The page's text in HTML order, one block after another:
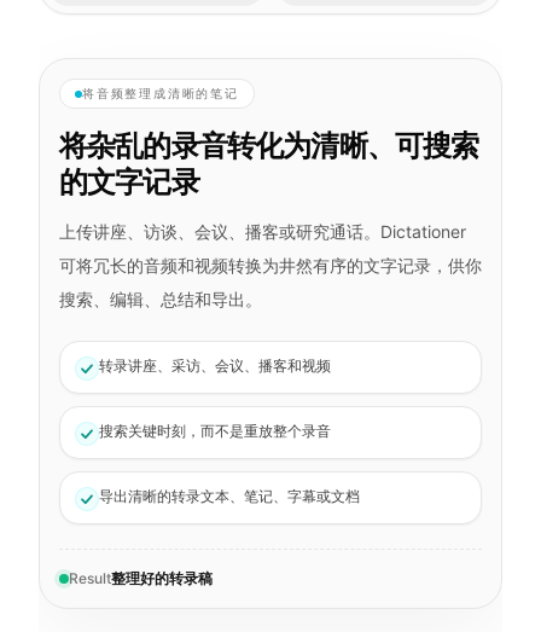
将音频整理成清晰的笔记
将杂乱的录音转化为清晰、可搜索
的文字记录
上传讲座、访谈、会议、播客或研究通话。Dictationer
可将冗长的音频和视频转换为井然有序的文字记录，供你
搜索、编辑、总结和导出。
转录讲座、采访、会议、播客和视频
搜索关键时刻，而不是重放整个录音
导出清晰的转录文本、笔记、字幕或文档
Result整理好的转录稿